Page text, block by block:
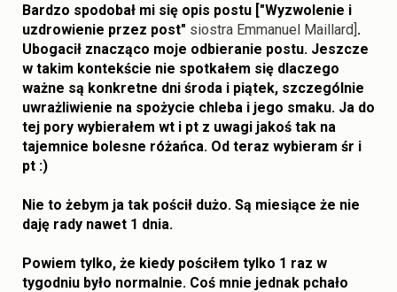
Bardzo spodobał mi się opis postu ["Wyzwolenie i
uzdrowienie przez post" siostra Emmanuel Maillard].
Ubogacił znacząco moje odbieranie postu. Jeszcze
w takim kontekście nie spotkałem się dlaczego
ważne są konkretne dni środa i piątek, szczególnie
uwrażliwienie na spożycie chleba i jego smaku. Ja do
tej pory wybierałem wt i pt z uwagi jakoś tak na
tajemnice bolesne różańca. Od teraz wybieram śr i
pt :)
Nie to żebym ja tak pościł dużo. Są miesiące że nie
daję rady nawet 1 dnia.
Powiem tylko, że kiedy pościłem tylko 1 raz w
tygodniu było normalnie. Coś mnie jednak pchało